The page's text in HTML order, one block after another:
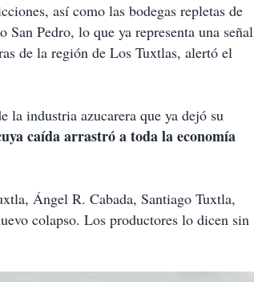
así como las bodegas repletas de
Pedro, lo que ya representa una señal
de la región de Los Tuxtlas, alertó el
la industria azucarera que ya dejó su
caída arrastró a toda la economía
Ángel R. Cabada, Santiago Tuxtla,
colapso. Los productores lo dicen sin